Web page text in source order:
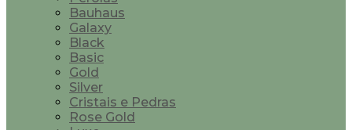
Bauhaus
Galaxy
Black
Basic
Gold
Silver
Cristais e Pedras
Rose Gold